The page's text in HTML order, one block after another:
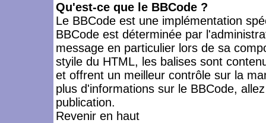
Qu'est-ce que le BBCode ?
Le BBCode est une implémentation
BBCode est déterminée par
message en particulier lors de sa
styile du HTML, les balises sont
et offrent un meilleur contrôle sur la
plus d'informations sur le BBCode,
publication.
Revenir en haut